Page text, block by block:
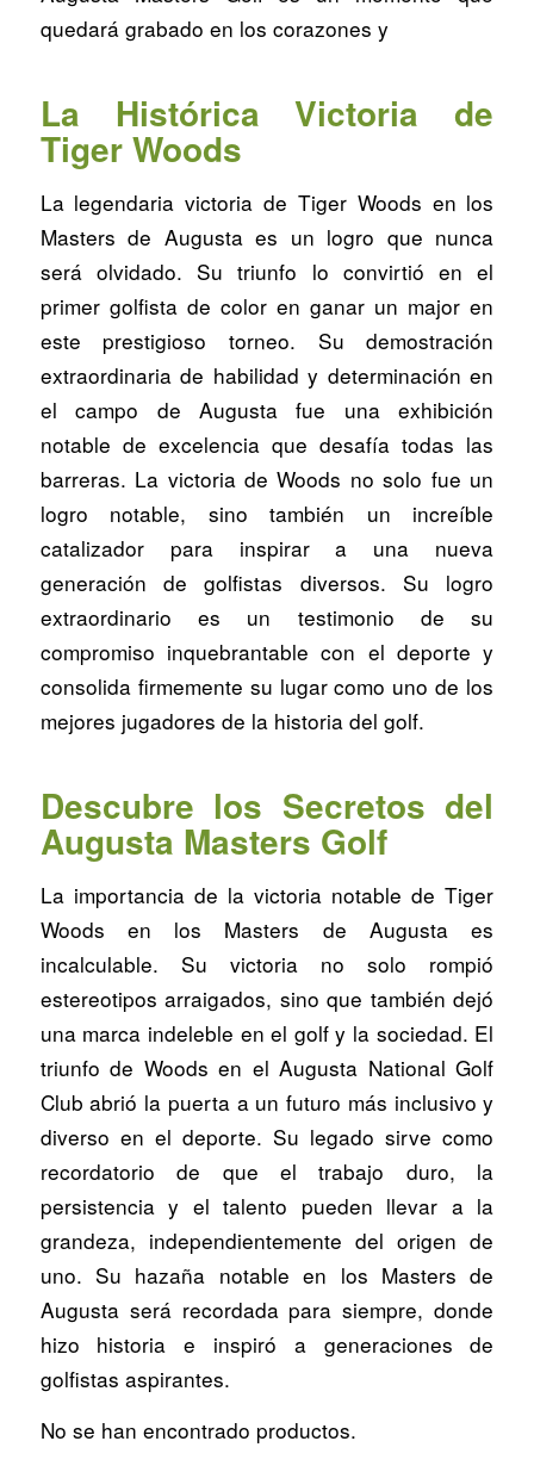
quedará grabado en los corazones y
La Histórica Victoria de
Tiger Woods
La legendaria victoria de Tiger Woods en los
Masters de Augusta es un logro que nunca
será olvidado. Su triunfo lo convirtió en el
primer golfista de color en ganar un major en
este prestigioso torneo. Su demostración
extraordinaria de habilidad y determinación en
el campo de Augusta fue una exhibición
notable de excelencia que desafía todas las
barreras. La victoria de Woods no solo fue un
logro notable, sino también un increíble
catalizador para inspirar a una nueva
generación de golfistas diversos. Su logro
extraordinario es un testimonio de su
compromiso inquebrantable con el deporte y
consolida firmemente su lugar como uno de los
mejores jugadores de la historia del golf.
Descubre los Secretos del
Augusta Masters Golf
La importancia de la victoria notable de Tiger
Woods en los Masters de Augusta es
incalculable. Su victoria no solo rompió
estereotipos arraigados, sino que también dejó
una marca indeleble en el golf y la sociedad. El
triunfo de Woods en el Augusta National Golf
Club abrió la puerta a un futuro más inclusivo y
diverso en el deporte. Su legado sirve como
recordatorio de que el trabajo duro, la
persistencia y el talento pueden llevar a la
grandeza, independientemente del origen de
uno. Su hazaña notable en los Masters de
Augusta será recordada para siempre, donde
hizo historia e inspiró a generaciones de
golfistas aspirantes.
No se han encontrado productos.